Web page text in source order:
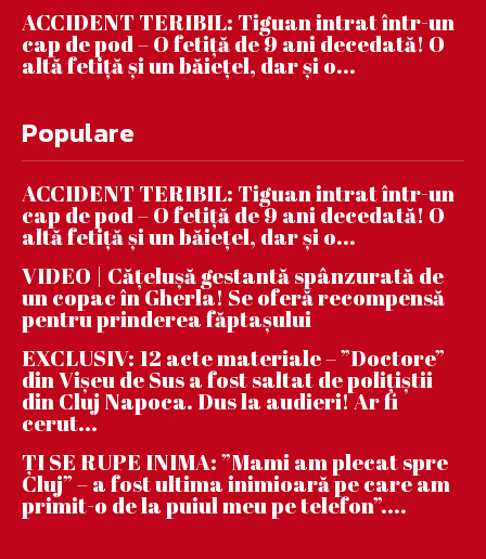
ACCIDENT TERIBIL: Tiguan intrat într-un
cap de pod – O fetiță de 9 ani decedată! O
altă fetiță și un băiețel, dar și o...
Populare
ACCIDENT TERIBIL: Tiguan intrat într-un
cap de pod – O fetiță de 9 ani decedată! O
altă fetiță și un băiețel, dar și o...
VIDEO | Căţeluşă gestantă spânzurată de
un copac în Gherla! Se oferă recompensă
pentru prinderea făptaşului
EXCLUSIV: 12 acte materiale – ”Doctore”
din Vișeu de Sus a fost saltat de polițiștii
din Cluj Napoca. Dus la audieri! Ar fi
cerut...
ȚI SE RUPE INIMA: ”Mami am plecat spre
Cluj” – a fost ultima inimioară pe care am
primit-o de la puiul meu pe telefon”....